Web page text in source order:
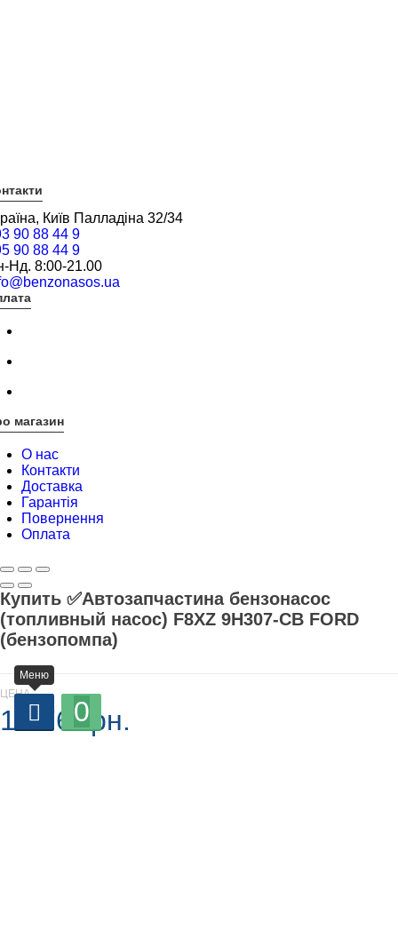
Київ Палладіна 32/34
90 88 44 9
90 88 44 9
Нд. 8:00-21.00
магазин
О нас
Контакти
Доставка
Гарантія
Повернення
Оплата
Купить ✅Автозапчастина бензонасос
(топливный насос) F8XZ 9H307-CB FORD
(бензопомпа)
ЦЕНА
1 376 грн.
Меню
0